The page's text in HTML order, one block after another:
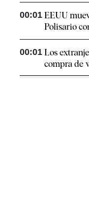
00:01 EEUU
Polisario
00:01 Los
compra de